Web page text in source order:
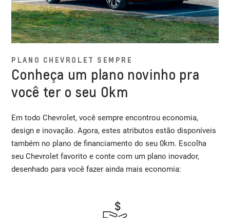
PLANO CHEVROLET SEMPRE
Conheça um plano novinho pra
você ter o seu 0km
Em todo Chevrolet, você sempre encontrou economia,
design e inovação. Agora, estes atributos estão disponíveis
também no plano de financiamento do seu 0km. Escolha
seu Chevrolet favorito e conte com um plano inovador,
desenhado para você fazer ainda mais economia: